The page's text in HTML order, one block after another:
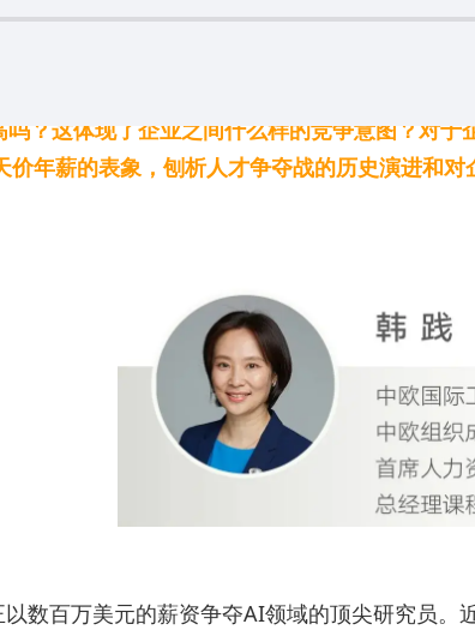
？这体现了企业之间什么样的竞争意图？对
价年薪的表象，刨析人才争夺战的历史演进和
数百万美元的薪资争夺AI领域的顶尖研究员